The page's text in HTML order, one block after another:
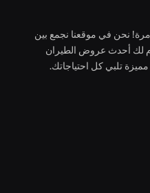
نحن في موقعنا نجمع بين
لك أحدث عروض الطيران
تلبي كل احتياجاتك.